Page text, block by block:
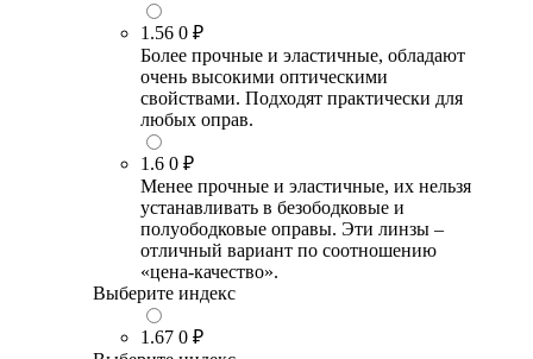
1.56 0 ₽
Более прочные и эластичные, обладают
очень высокими оптическими
свойствами. Подходят практически для
любых оправ.
1.6 0 ₽
Менее прочные и эластичные, их нельзя
устанавливать в безободковые и
полуободковые оправы. Эти линзы –
отличный вариант по соотношению
«цена-качество».
Выберите индекс
1.67 0 ₽